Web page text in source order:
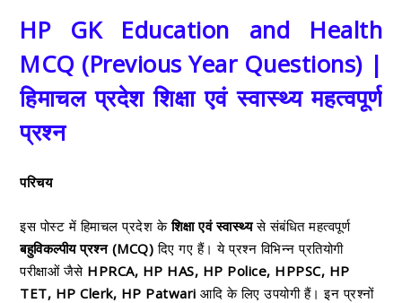
HP GK Education and Health
MCQ (Previous Year Questions) |
हिमाचल प्रदेश शिक्षा एवं स्वास्थ्य महत्वपूर्ण
प्रश्न
परिचय
इस पोस्ट में हिमाचल प्रदेश केशिक्षा एवं स्वास्थ्यसे संबंधित महत्वपूर्ण
बहुविकल्पीय प्रश्न (MCQ) दिए गए हैं। ये प्रश्न विभिन्न प्रतियोगी
परीक्षाओं जैसेHPRCA, HP HAS, HP Police, HPPSC, HP
TET, HP Clerk, HP Patwari आदि के लिए उपयोगी हैं। इन प्रश्नों